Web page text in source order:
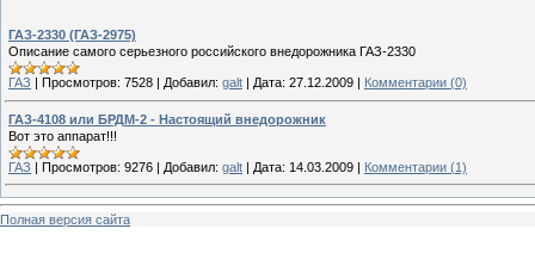
ГАЗ-2330 (ГАЗ-2975)
Описание самого серьезного российского внедорожника ГАЗ-2330
ГАЗ Просмотров: 7528 Добавил: galt Дата: 27.12.2009 Комментарии (0)
ГАЗ-4108 или БРДМ-2 - Настоящий внедорожник
Вот это аппарат!!!
ГАЗ | Просмотров: 9276 | Добавил: galt | Дата: 14.03.2009 | Комментарии (1)
Полная версия сайта